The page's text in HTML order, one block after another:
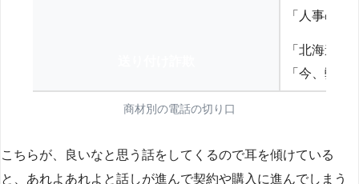
「人事の方
「北海道
「今、弊
商材別の電話の切り口
こちらが、良いなと思う話をしてくるので耳を傾けている
と、あれよあれよと話しが進んで契約や購入に進んでしまう